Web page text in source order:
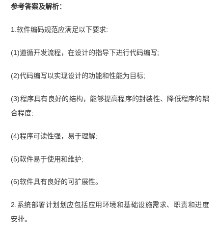
参考答案及解析：
1.软件编码规范应满足以下要求:
(1)道循开发流程，在设计的指导下进行代码编写;
(2)代码编写以实现设计的功能和性能为目标;
(3)程序具有良好的结构，能够提高程序的封装性、降低程序的耦
合程度;
(4)程序可读性强，易于理解;
(5)软件易于使用和维护;
(6)软件具有良好的可扩展性。
2.系统部署计划划应包括应用环境和基础设施需求、职责和进度
安排。